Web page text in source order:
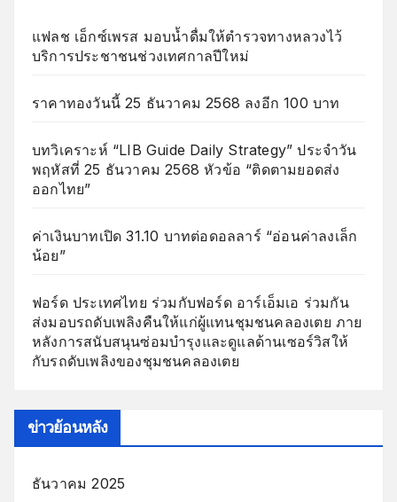
แฟลช เอ็กซ์เพรส มอบน้ำดื่มให้ตำรวจทางหลวงไว้
บริการประชาชนช่วงเทศกาลปีใหม่
ราคาทองวันนี้ 25 ธันวาคม 2568 ลงอีก 100 บาท
บทวิเคราะห์ “LIB Guide Daily Strategy” ประจำวัน
พฤหัสที่ 25 ธันวาคม 2568 หัวข้อ “ติดตามยอดส่ง
ออกไทย”
ค่าเงินบาทเปิด 31.10 บาทต่อดอลลาร์ “อ่อนค่าลงเล็ก
น้อย”
ฟอร์ด ประเทศไทย ร่วมกับฟอร์ด อาร์เอ็มเอ ร่วมกัน
ส่งมอบรถดับเพลิงคืนให้แก่ผู้แทนชุมชนคลองเตย ภาย
หลังการสนับสนุนซ่อมบำรุงและดูแลด้านเซอร์วิสให้
กับรถดับเพลิงของชุมชนคลองเตย
ข่าวย้อนหลัง
ธันวาคม 2025